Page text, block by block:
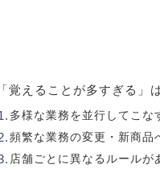
「覚えることが多すぎる」
多様な業務を並行してこな
頻繁な業務の変更・新商品
店舗ごとに異なるルールが